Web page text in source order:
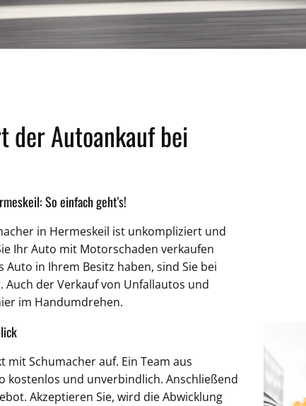
der Autoankauf bei
So einfach geht's!
in Hermeskeil ist unkompliziert und
Ihr Auto mit Motorschaden verkaufen
in Ihrem Besitz haben, sind Sie bei
Auch der Verkauf von Unfallautos und
im Handumdrehen.
mit Schumacher auf. Ein Team aus
kostenlos und unverbindlich. Anschließend
Akzeptieren Sie, wird die Abwicklung